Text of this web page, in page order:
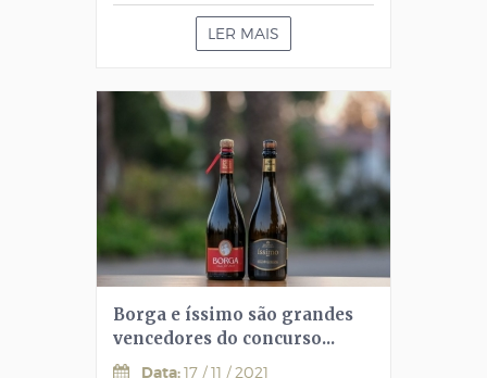
LER MAIS
Borga e íssimo são grandes
vencedores do concurso...
Data:17 / 11 / 2021